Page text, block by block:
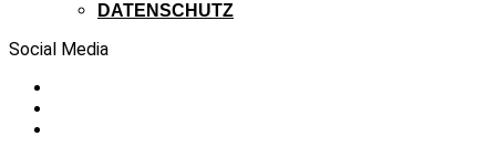
DATENSCHUTZ
Social Media